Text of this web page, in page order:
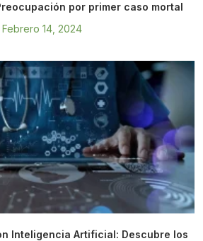
por primer caso mortal
Febrero 14, 2024
Inteligencia Artificial: Descubre los